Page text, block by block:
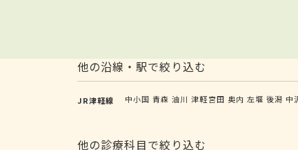
他の沿線・駅で絞り込む
JR津軽線 中小国 青森 油川 津軽宮田 奥内 左堰 後潟 中
他の診療科目で絞り込む